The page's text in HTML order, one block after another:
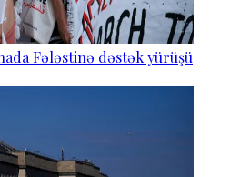
Fələstinə dəstək yürüşü